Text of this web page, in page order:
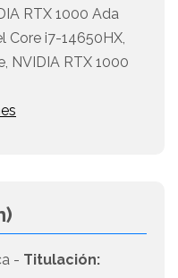
RTX 1000 Ada
Core i7-14650HX,
NVIDIA RTX 1000
- Titulación: